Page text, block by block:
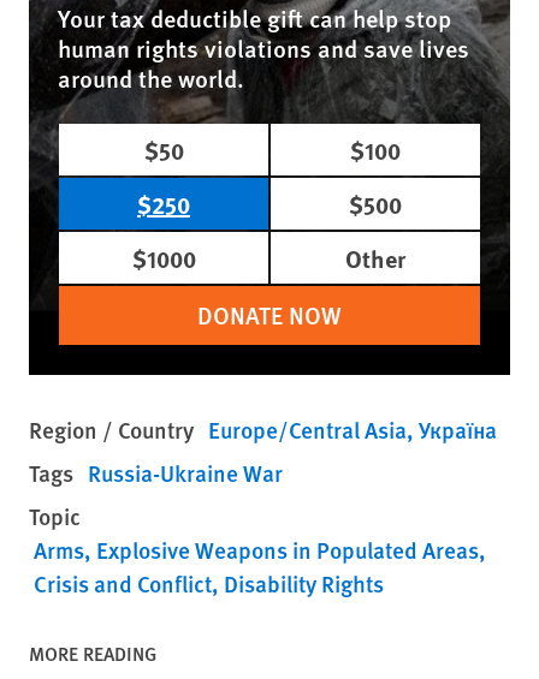
Your tax deductible gift can help stop
human rights violations and save lives
around the world.
$50
$100
$250
$500
$1000
Other
DONATE NOW
Region / Country Europe/Central Asia Україна
Tags Russia-Ukraine War
Topic
Arms Explosive Weapons in Populated Areas
Crisis and Conflict Disability Rights
MORE READING